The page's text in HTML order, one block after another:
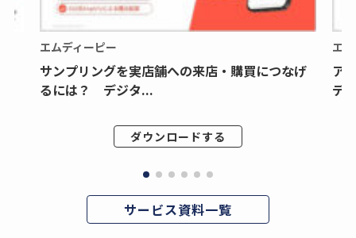
エムディーピー
サンプリングを実店舗への来店・購買につなげ
るには？ デジタ...
ダウンロードする
エ
ア
デ
サービス資料一覧